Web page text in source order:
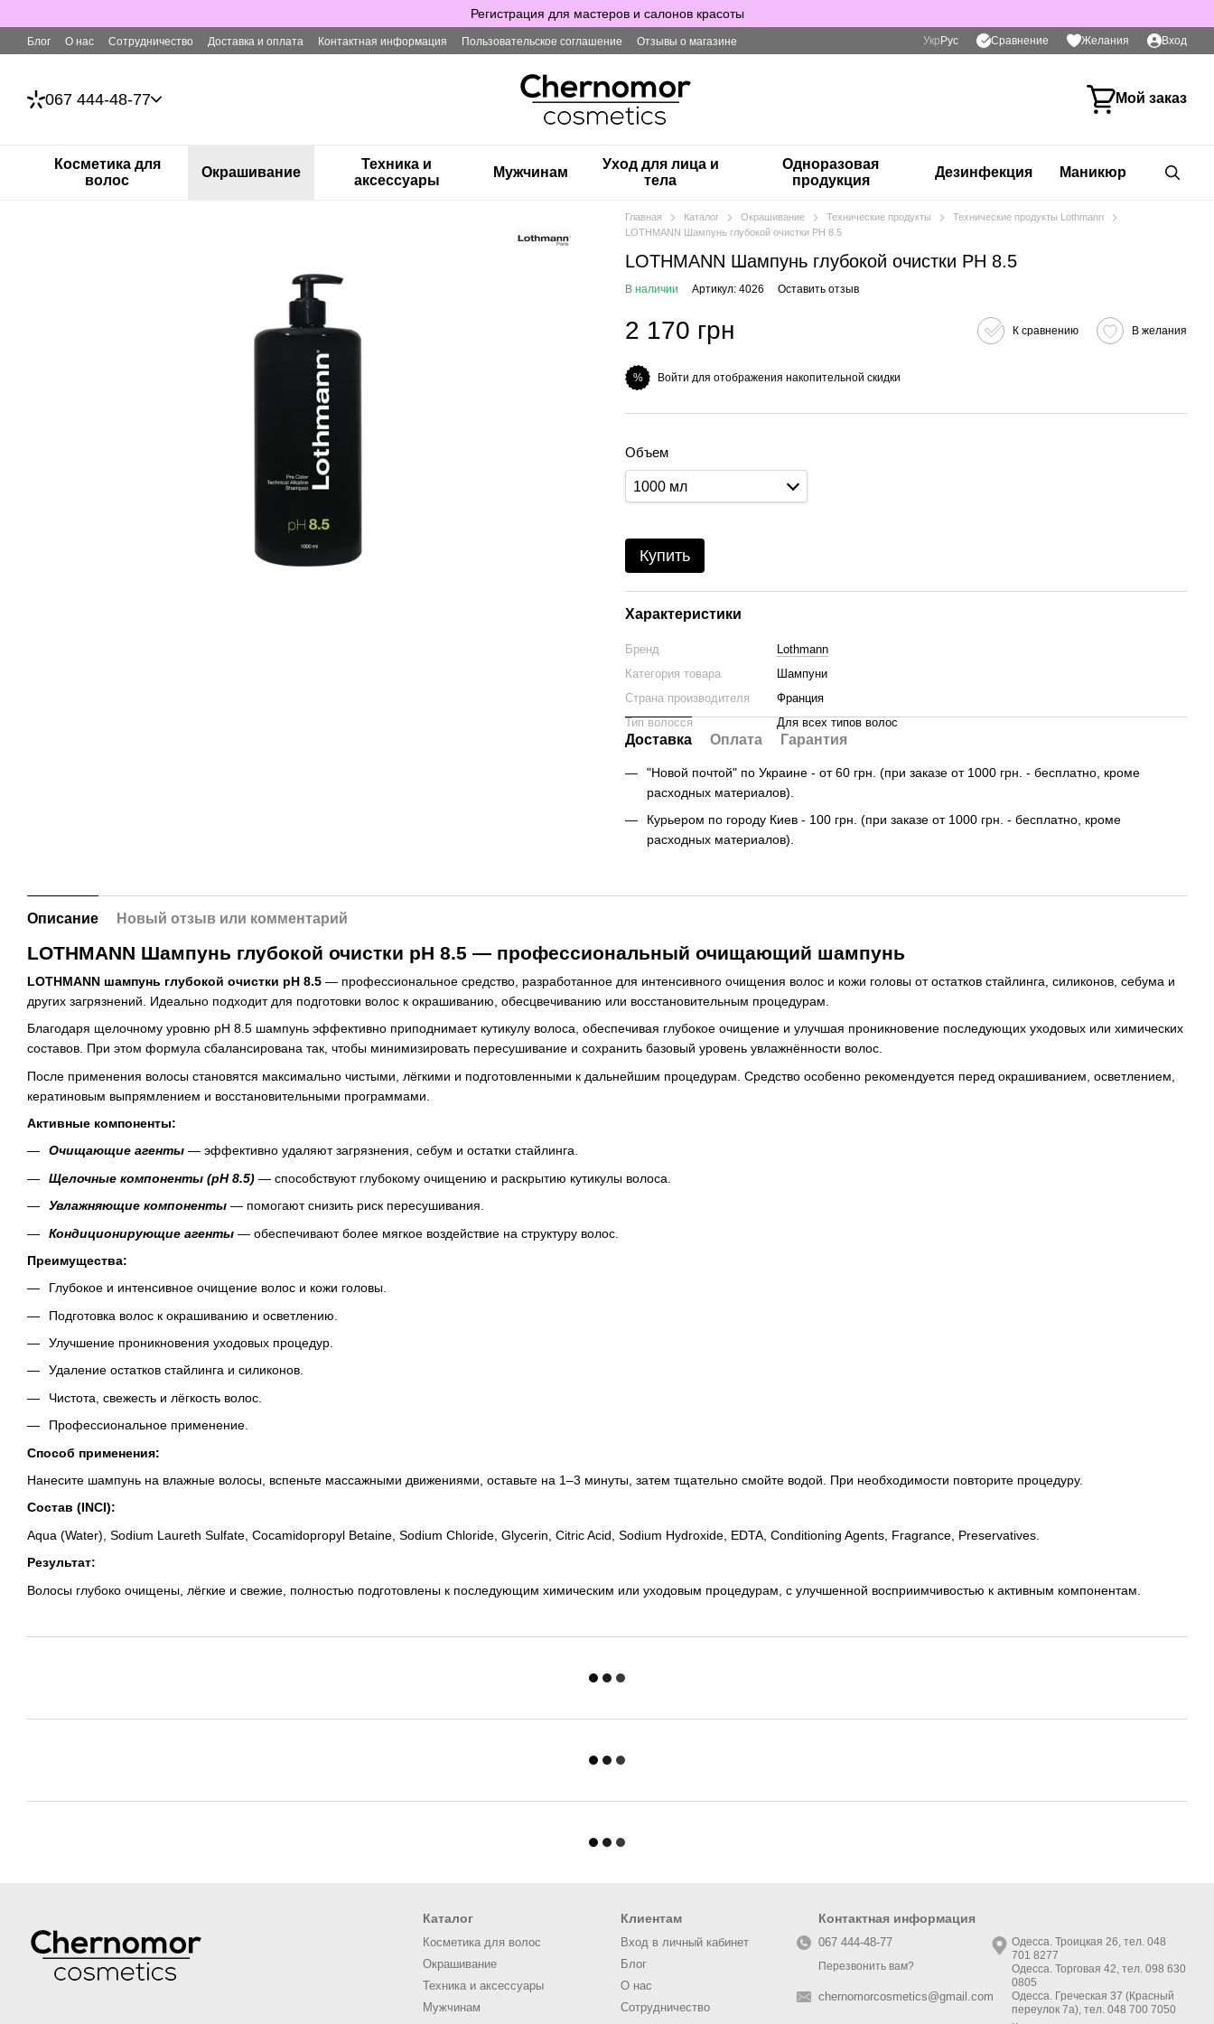
Регистрация для мастеров и салонов красоты
Блог О нас Сотрудничество Доставка и оплата Контактная информация Пользовательское соглашение Отзывы о магазине Укр Рус Сравнение Желания Вход
067 444-48-77 Мой заказ
Косметика для
волос
Окрашивание
Техника и
аксессуары
Мужчинам
Уход для лица и
тела
Одноразовая
продукция
Дезинфекция Маникюр
Главная Каталог Окрашивание Технические продукты
Технические продукты Lothmann
LOTHMANN Шампунь глубокой очистки PH 8.5
LOTHMANN Шампунь глубокой очистки PH 8.5
В наличии Артикул: 4026 Оставить отзыв
2 170 грн К сравнению В желания
% Войти для отображения накопительной скидки
Объем
1000 мл
Купить
Характеристики
Бренд
Lothmann
Категория товара
Шампуни
Страна производителя
Франция
Тип волосся
Для всех типов волос
Доставка Оплата Гарантия
"Новой почтой" по Украине - от 60 грн. (при заказе от 1000 грн. - бесплатно, кроме
расходных материалов).
Курьером по городу Киев - 100 грн. (при заказе от 1000 грн. - бесплатно, кроме
расходных материалов).
Описание Новый отзыв или комментарий
LOTHMANN Шампунь глубокой очистки pH 8.5 — профессиональный очищающий шампунь
LOTHMANN шампунь глубокой очистки pH 8.5 — профессиональное средство, разработанное для интенсивного очищения волос и кожи головы от остатков стайлинга, силиконов, себума и
других загрязнений. Идеально подходит для подготовки волос к окрашиванию, обесцвечиванию или восстановительным процедурам.
Благодаря щелочному уровню pH 8.5 шампунь эффективно приподнимает кутикулу волоса, обеспечивая глубокое очищение и улучшая проникновение последующих уходовых или химических
составов. При этом формула сбалансирована так, чтобы минимизировать пересушивание и сохранить базовый уровень увлажнённости волос.
После применения волосы становятся максимально чистыми, лёгкими и подготовленными к дальнейшим процедурам. Средство особенно рекомендуется перед окрашиванием, осветлением,
кератиновым выпрямлением и восстановительными программами.
Активные компоненты:
Очищающие агенты — эффективно удаляют загрязнения, себум и остатки стайлинга.
Щелочные компоненты (pH 8.5) — способствуют глубокому очищению и раскрытию кутикулы волоса.
Увлажняющие компоненты — помогают снизить риск пересушивания.
Кондиционирующие агенты — обеспечивают более мягкое воздействие на структуру волос.
Преимущества:
Глубокое и интенсивное очищение волос и кожи головы.
Подготовка волос к окрашиванию и осветлению.
Улучшение проникновения уходовых процедур.
Удаление остатков стайлинга и силиконов.
Чистота, свежесть и лёгкость волос.
Профессиональное применение.
Способ применения:
Нанесите шампунь на влажные волосы, вспеньте массажными движениями, оставьте на 1–3 минуты, затем тщательно смойте водой. При необходимости повторите процедуру.
Состав (INCI):
Aqua (Water), Sodium Laureth Sulfate, Cocamidopropyl Betaine, Sodium Chloride, Glycerin, Citric Acid, Sodium Hydroxide, EDTA, Conditioning Agents, Fragrance, Preservatives.
Результат:
Волосы глубоко очищены, лёгкие и свежие, полностью подготовлены к последующим химическим или уходовым процедурам, с улучшенной восприимчивостью к активным компонентам.
Каталог
Косметика для волос
Окрашивание
Техника и аксессуары
Мужчинам
Клиентам
Вход в личный кабинет
Блог
О нас
Сотрудничество
Контактная информация
067 444-48-77
Перезвонить вам?
chernomorcosmetics@gmail.com
Одесса. Троицкая 26, тел. 048
701 8277
Одесса. Торговая 42, тел. 098 630
0805
Одесса. Греческая 37 (Красный
переулок 7а), тел. 048 700 7050